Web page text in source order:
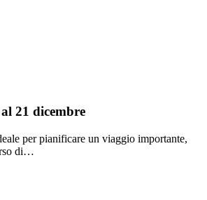
21 dicembre
per pianificare un viaggio importante,
di…